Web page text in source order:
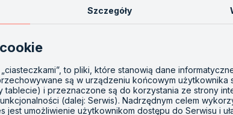
Szczegóły
to pliki, które stanowią dane
są w urządzeniu końcowym użytkownika
tablecie) i przeznaczone są do korzystania ze strony
(dalej: Serwis). Nadrzędnym celem
jest umożliwienie użytkownikom dostępu do Serwisu i